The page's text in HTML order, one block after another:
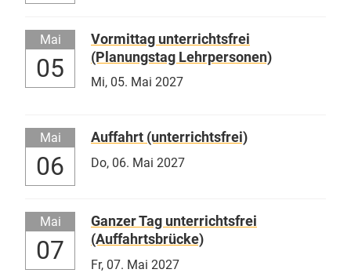
Mai
05
Vormittag unterrichtsfrei
(Planungstag Lehrpersonen)
Mi, 05. Mai 2027
Mai
06
Auffahrt (unterrichtsfrei)
Do, 06. Mai 2027
Mai
07
Ganzer Tag unterrichtsfrei
(Auffahrtsbrücke)
Fr, 07. Mai 2027